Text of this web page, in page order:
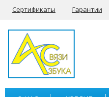
Сертификаты Гарантии